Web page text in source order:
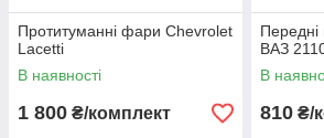
Протитуманні фари Chevrolet
Lacetti
В наявності
1 800 ₴/комплект
Передні
ВАЗ
В
810 ₴/